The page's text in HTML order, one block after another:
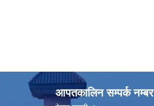
आपतकालिन सम्पर्क नम्बर